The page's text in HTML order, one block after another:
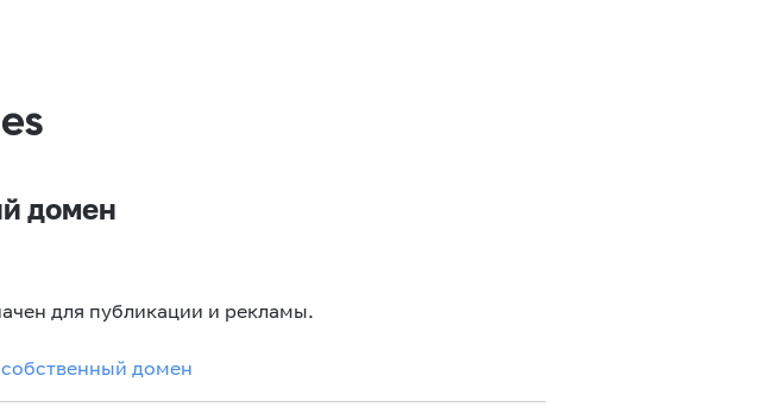
домен
для публикации и рекламы.
домен